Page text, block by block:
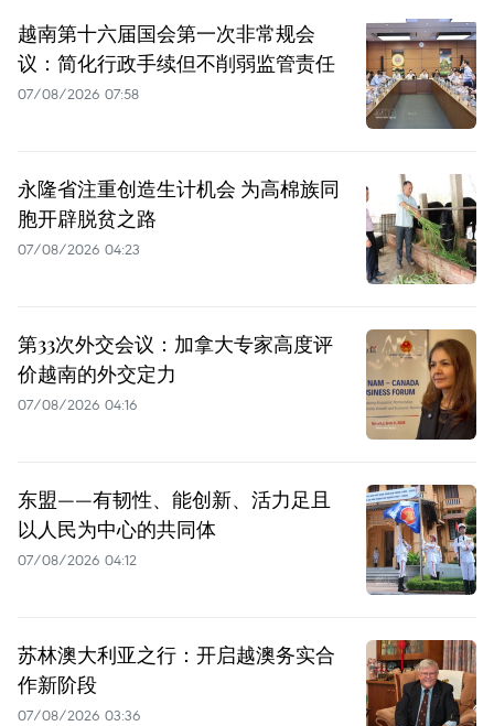
越南第十六届国会第一次非常规会
议：简化行政手续但不削弱监管责任
07/08/2026 07:58
永隆省注重创造生计机会 为高棉族同
胞开辟脱贫之路
07/08/2026 04:23
第33次外交会议：加拿大专家高度评
价越南的外交定力
07/08/2026 04:16
东盟——有韧性、能创新、活力足且
以人民为中心的共同体
07/08/2026 04:12
苏林澳大利亚之行：开启越澳务实合
作新阶段
07/08/2026 03:36